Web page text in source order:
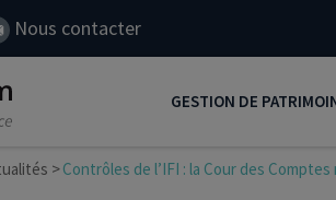
Nous contacter
GESTION DE
Développer son
Contrôles de l’IFI : la Cour des